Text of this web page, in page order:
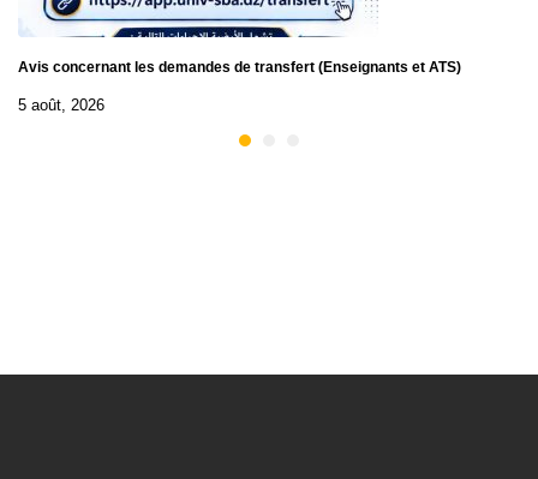
Avis concernant les demandes de transfert (Enseignants et ATS)
5 août, 2026